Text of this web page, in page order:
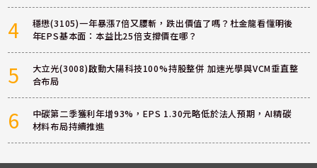
4
穩懋(3105)一年暴漲7倍又腰斬，跌出價值了嗎？杜金龍看懂明後
年EPS基本面：本益比25倍支撐價在哪？
5
大立光(3008)啟動大陽科技100%持股整併 加速光學與VCM垂直整
合布局
6
中碳第二季獲利年增93%，EPS 1.30元略低於法人預期，AI精碳
材料布局持續推進